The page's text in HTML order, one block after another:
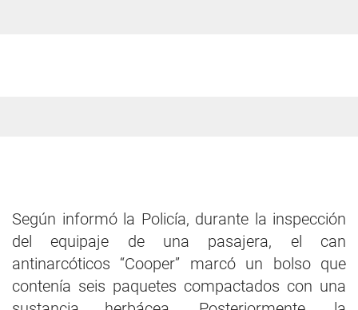
Según informó la Policía, durante la inspección
del equipaje de una pasajera, el can
antinarcóticos “Cooper” marcó un bolso que
contenía seis paquetes compactados con una